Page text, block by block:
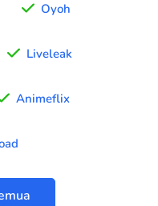
Oyoh
Liveleak
Animeflix